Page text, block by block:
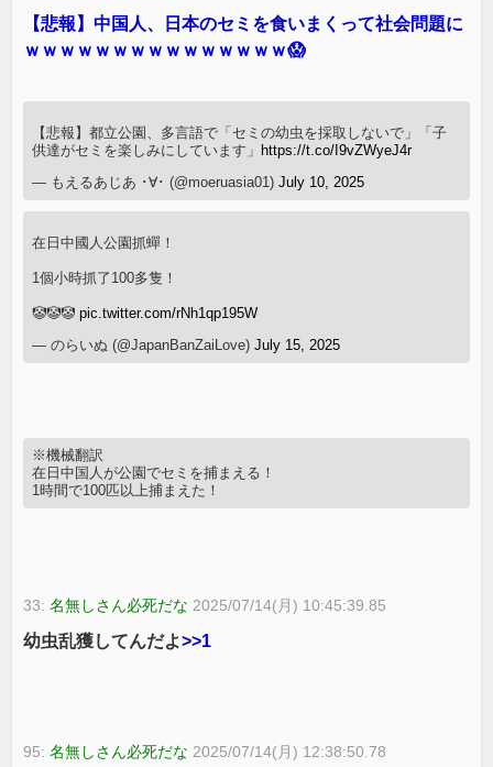
【悲報】中国人、日本のセミを食いまくって社会問題に
ｗｗｗｗｗｗｗｗｗｗｗｗｗｗｗ😱
【悲報】都立公園、多言語で「セミの幼虫を採取しないで」「子
供達がセミを楽しみにしています」 https://t.co/I9vZWyeJ4r
— もえるあじあ ･∀･ (@moeruasia01)July 10, 2025
在日中國人公園抓蟬！
1個小時抓了100多隻！
🤡🤡🤡pic.twitter.com/rNh1qp195W
— のらいぬ (@JapanBanZaiLove)July 15, 2025
※機械翻訳
在日中国人が公園でセミを捕まえる！
1時間で100匹以上捕まえた！
33:名無しさん必死だな 2025/07/14(月) 10:45:39.85
幼虫乱獲してんだよ>>1
95:名無しさん必死だな 2025/07/14(月) 12:38:50.78